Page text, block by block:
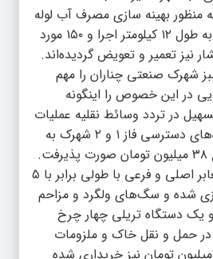
منظور بهینه سازی مصرف آب لوله
کشی، آبیاری قطره ای به طول ۱۲ کیلومتر اجرا و ۱۵۰ مورد
نیز تعمیر و تعویض گردیده‌اند.
شهرک صنعتی چناران را مهم
در این خصوص را اینگونه
در تردد وسائط نقلیه عملیات
خط‌کشی محوری جاده‌های دسترسی فاز ۱ و ۲ شهرک به
او ادامه داد: جداول معابر اصلی و فرعی با طولی برابر با ۵
شده و سگ‌های ولگرد و مزاحم
و یک دستگاه تریلی چهار چرخ
حمل و نقل خاک و ملزومات
فضای سبز به مبلغ ۴۵ میلیون تومان نیز خریداری شده